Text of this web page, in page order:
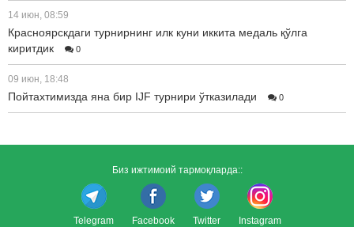
14 июн, 08:59
Красноярскдаги турнирнинг илк куни иккита медаль қўлга
киритдик
0
09 июн, 18:48
Пойтахтимизда яна бир IJF турнири ўтказилади 0
Биз ижтимоий тармоқларда::
Telegram Facebook Twitter Instagram